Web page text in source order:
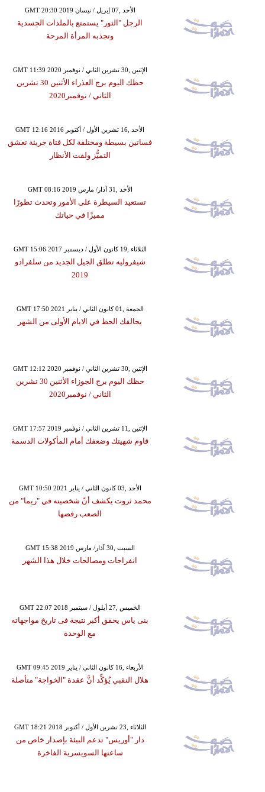
GMT 20:30 2019 الأحد ,07 إبريل / نيسان
الرجل "الثور" يستمتع بالملذات الجسدية
وتجذبه المرأة المرحة
GMT 11:39 2020 الإثنين ,30 تشرين الثاني / نوفمبر
حظك اليوم برج العذراء الأثنين 30 تشرين
الثاني / نوفمبر2020
GMT 12:16 2016 الأحد ,16 تشرين الأول / أكتوبر
فساتين بسيطة ومختلفة لكل فتاة جريئة تعشق
التميُّز ولفت الأنظار
GMT 08:16 2019 الأحد ,31 آذار/ مارس
تستعيد السيطرة على الأمور وتحدث تطورًا
مميزًا في حياتك
GMT 15:06 2017 الثلاثاء ,19 كانون الأول / ديسمبر
شيفروليه تطلق الجيل الجديد من سلفرادو
2019
GMT 17:50 2021 الجمعة ,01 كانون الثاني / يناير
يحالفك الحظ في الايام الأولى من الشهر
GMT 12:12 2020 الإثنين ,30 تشرين الثاني / نوفمبر
حظك اليوم برج الجوزاء الأثنين 30 تشرين
الثاني / نوفمبر2020
GMT 17:57 2019 الإثنين ,11 تشرين الثاني / نوفمبر
قاوم شهيتك وضعفك أمام المأكولات الدسمة
GMT 10:50 2021 الأحد ,03 كانون الثاني / يناير
محمد ثروت يكشف أنّ شخصيته في "ريما" من
الصعب رفضها
GMT 15:38 2019 السبت ,30 آذار/ مارس
انفراجات ومصالحات خلال هذا الشهر
GMT 22:07 2018 الخميس ,27 أيلول / سبتمبر
بنى ياس يحقق أكبر نتيجة فى تاريخ مواجهاته
مع الوحدة
GMT 09:45 2019 الأربعاء ,16 كانون الثاني / يناير
هلال النقبي يُؤكِّد أنَّ عقدة "الخواجة" متأصلة
GMT 18:21 2018 الثلاثاء ,23 تشرين الأول / أكتوبر
دار "أوريس" تدعم البيئة بإصدار خاص من
ساعتها السويسرية الفاخرة